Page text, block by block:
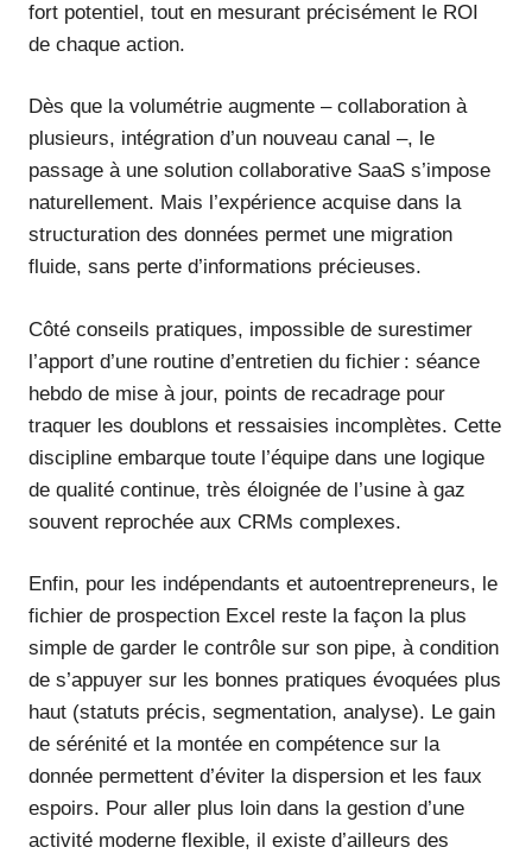
fort potentiel, tout en mesurant précisément le ROI
de chaque action.
Dès que la volumétrie augmente – collaboration à
plusieurs, intégration d’un nouveau canal –, le
passage à une solution collaborative SaaS s’impose
naturellement. Mais l’expérience acquise dans la
structuration des données permet une migration
fluide, sans perte d’informations précieuses.
Côté conseils pratiques, impossible de surestimer
l’apport d’une routine d’entretien du fichier : séance
hebdo de mise à jour, points de recadrage pour
traquer les doublons et ressaisies incomplètes. Cette
discipline embarque toute l’équipe dans une logique
de qualité continue, très éloignée de l’usine à gaz
souvent reprochée aux CRMs complexes.
Enfin, pour les indépendants et autoentrepreneurs, le
fichier de prospection Excel reste la façon la plus
simple de garder le contrôle sur son pipe, à condition
de s’appuyer sur les bonnes pratiques évoquées plus
haut (statuts précis, segmentation, analyse). Le gain
de sérénité et la montée en compétence sur la
donnée permettent d’éviter la dispersion et les faux
espoirs. Pour aller plus loin dans la gestion d’une
activité moderne flexible, il existe d’ailleurs des